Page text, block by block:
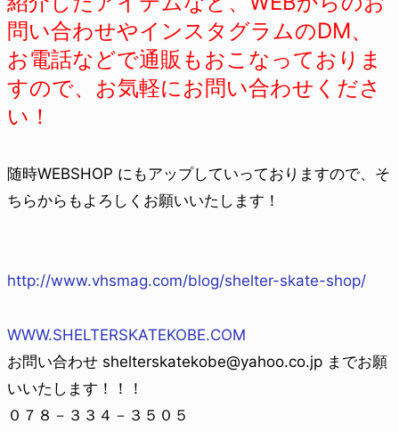
問い合わせやインスタグラムのDM、
お電話などで通販もおこなっておりま
すので、お気軽にお問い合わせくださ
い！
随時WEBSHOP にもアップしていっておりますので、そ
ちらからもよろしくお願いいたします！
http://www.vhsmag.com/blog/shelter-skate-shop/
WWW.SHELTERSKATEKOBE.COM
お問い合わせ shelterskatekobe@yahoo.co.jp までお願
いいたします！！！
０７８－３３４－３５０５